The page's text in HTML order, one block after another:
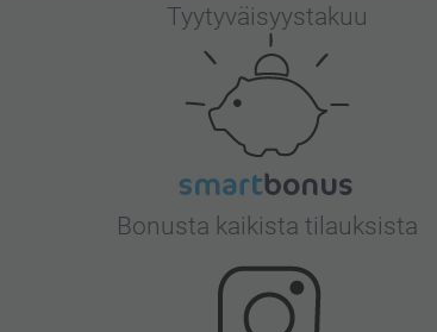
Tyytyväisyystakuu
Bonusta kaikista tilauksista